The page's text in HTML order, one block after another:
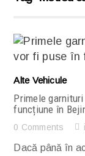
Alte Vehicule
Primele
funcțiune în
0 Comments
Dacă până în